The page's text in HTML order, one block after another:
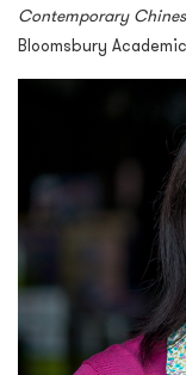
Contemporary
Bloomsbury